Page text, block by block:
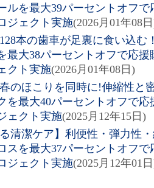
ルを最大39パーセントオフ
ジェクト実施(2026月01年08
128本の歯車が足裏に食い込
最大38パーセントオフで応
クト実施(2026月01年08日)
のほこりを同時に!伸縮性と
を最大40パーセントオフで
ェクト実施(2025月12年15日)
る清潔ケア】利便性・弾力性
スを最大37パーセントオフ
ジェクト実施(2025月12年01